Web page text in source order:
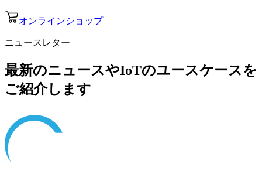
オンラインショップ
ニュースレター
最新のニュースやIoTのユースケースを
ご紹介します